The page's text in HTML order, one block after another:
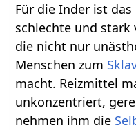
Für die Inder ist das
schlechte und
die nicht nur
Menschen zum
macht. Reizmittel
unkonzentriert,
nehmen ihm die